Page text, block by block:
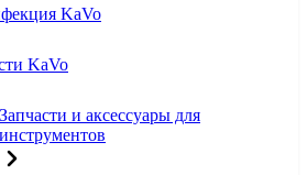
KaVo
KaVo
Запчасти и аксессуары для
инструментов